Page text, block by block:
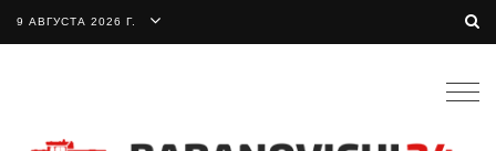
9 АВГУСТА 2026 Г.